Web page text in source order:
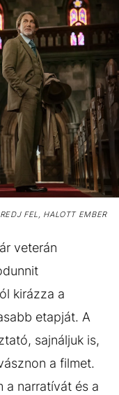
FEL, HALOTT EMBER
veterán
kirázza a
etapját. A
sajnáljuk is,
a filmet.
a narratívát és a